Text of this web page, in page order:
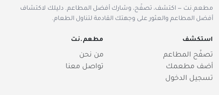
مطعم.نت — اكتشف، تصفّح، وشارك أفضل المطاعم. دليلك لاكتشاف
أفضل المطاعم والعثور على وجهتك القادمة لتناول الطعام.
استكشف
تصفّح المطاعم
أضف مطعمك
تسجيل الدخول
مطعم.نت
من نحن
تواصل معنا